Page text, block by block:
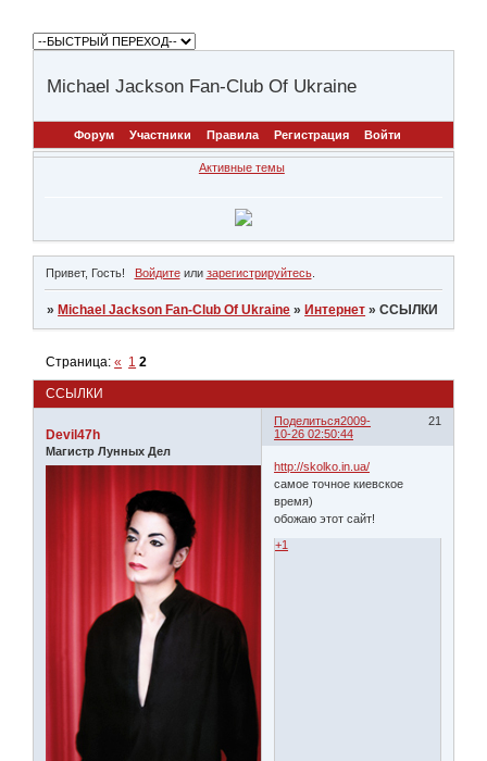
Michael Jackson Fan-Club Of Ukraine
Форум Участники Правила Регистрация Войти
Активные темы
Привет, Гость! Войдитеили зарегистрируйтесь.
» Michael Jackson Fan-Club Of Ukraine » Интернет »ССЫЛКИ
ССЫЛКИ
Страница:« 1 2
Поделиться 21
2009-
10-26 02:50:44
Devil47h
Магистр Лунных Дел
http://skolko.in.ua/
самое точное киевское
время)
обожаю этот сайт!
+1